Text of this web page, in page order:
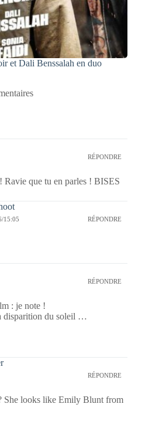
et Dali Benssalah en duo
RÉPONDRE
que tu en parles ! BISES
15:05 RÉPONDRE
RÉPONDRE
: je note !
disparition du soleil …
RÉPONDRE
She looks like Emily Blunt from